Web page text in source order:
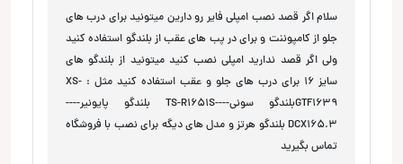
سلام اگر قصد نصب امپلی فایر رو دارین میتونید برای درب های
جلو از کامپوننت و برای در پب های عقب از بلندگو استفاده کنید
ولی اگر قصد ندارید امپلی نصب کنید میتونید از بلندگو های
سایز 16 برای درب های جلو و عقب استفاده کنید مثل : XS-
GTF1639بلندگو سونی----TS-R1651S بلندگو پایونیر----
DCX165.3 بلندگو هرتز و مدل های دیگه برای نصب با فروشگاه
تماس بگیرید